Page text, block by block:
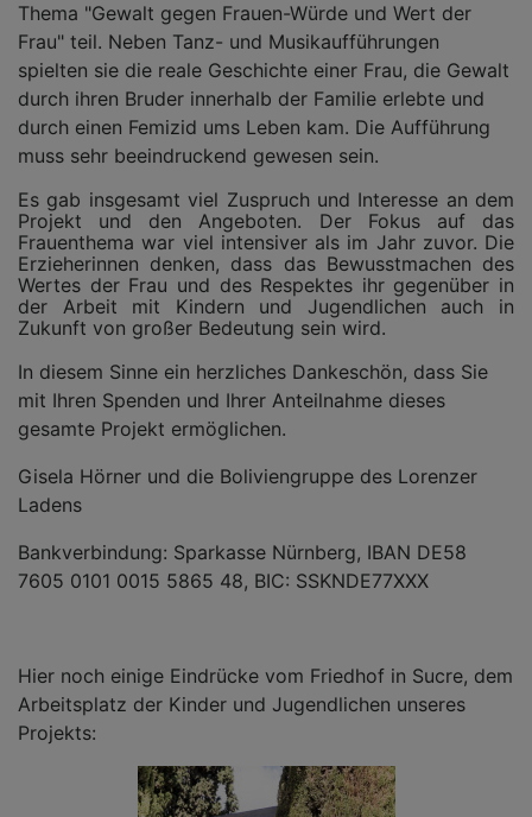
Thema "Gewalt gegen Frauen-Würde und Wert der
Frau" teil. Neben Tanz- und Musikaufführungen
spielten sie die reale Geschichte einer Frau, die Gewalt
durch ihren Bruder innerhalb der Familie erlebte und
durch einen Femizid ums Leben kam. Die Aufführung
muss sehr beeindruckend gewesen sein.
Es gab insgesamt viel Zuspruch und Interesse an dem
Projekt und den Angeboten. Der Fokus auf das
Frauenthema war viel intensiver als im Jahr zuvor. Die
Erzieherinnen denken, dass das Bewusstmachen des
Wertes der Frau und des Respektes ihr gegenüber in
der Arbeit mit Kindern und Jugendlichen auch in
Zukunft von großer Bedeutung sein wird.
In diesem Sinne ein herzliches Dankeschön, dass Sie
mit Ihren Spenden und Ihrer Anteilnahme dieses
gesamte Projekt ermöglichen.
Gisela Hörner und die Boliviengruppe des Lorenzer
Ladens
Bankverbindung: Sparkasse Nürnberg, IBAN DE58
7605 0101 0015 5865 48, BIC: SSKNDE77XXX
Hier noch einige Eindrücke vom Friedhof in Sucre, dem
Arbeitsplatz der Kinder und Jugendlichen unseres
Projekts: